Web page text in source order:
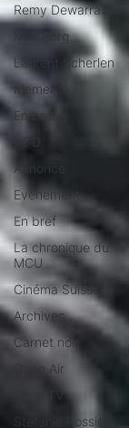
Remy Dewarrat
Max Borg
Laurent Scherlen
Memento
En bref
VOD
Annonce
Evénement
En bref
La chronique du
MCU
Cinéma Suisse
Archives
Carnet noir
Open Air
Série TV
Stéfanie Rossier